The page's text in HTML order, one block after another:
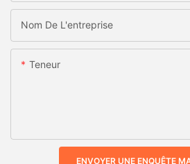
Nom De L'entreprise
Teneur
ENVOYER UNE ENQUÊTE